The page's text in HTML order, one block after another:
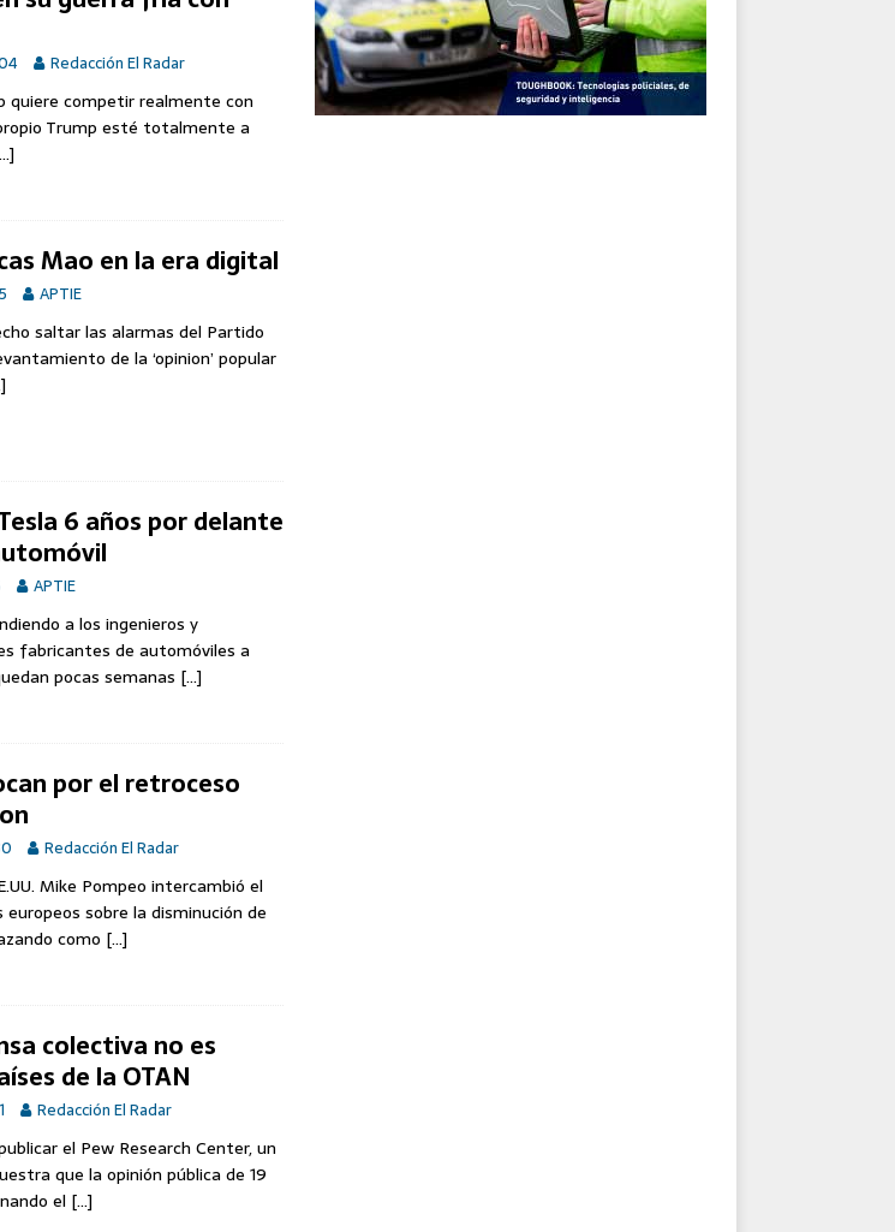
Redacción El Radar
quiere competir realmente con
Trump esté totalmente a
Mao en la era digital
APTIE
saltar las alarmas del Partido
de la ‘opinion’ popular
6 años por delante
APTIE
a los ingenieros y
fabricantes de automóviles a
pocas semanas […]
por el retroceso
Redacción El Radar
Mike Pompeo intercambió el
sobre la disminución de
como […]
colectiva no es
de la OTAN
Redacción El Radar
el Pew Research Center, un
que la opinión pública de 19
el […]